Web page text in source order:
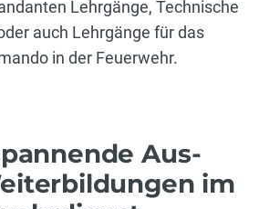
Lehrgänge, Technische
auch Lehrgänge für das
in der Feuerwehr.
Aus-
im